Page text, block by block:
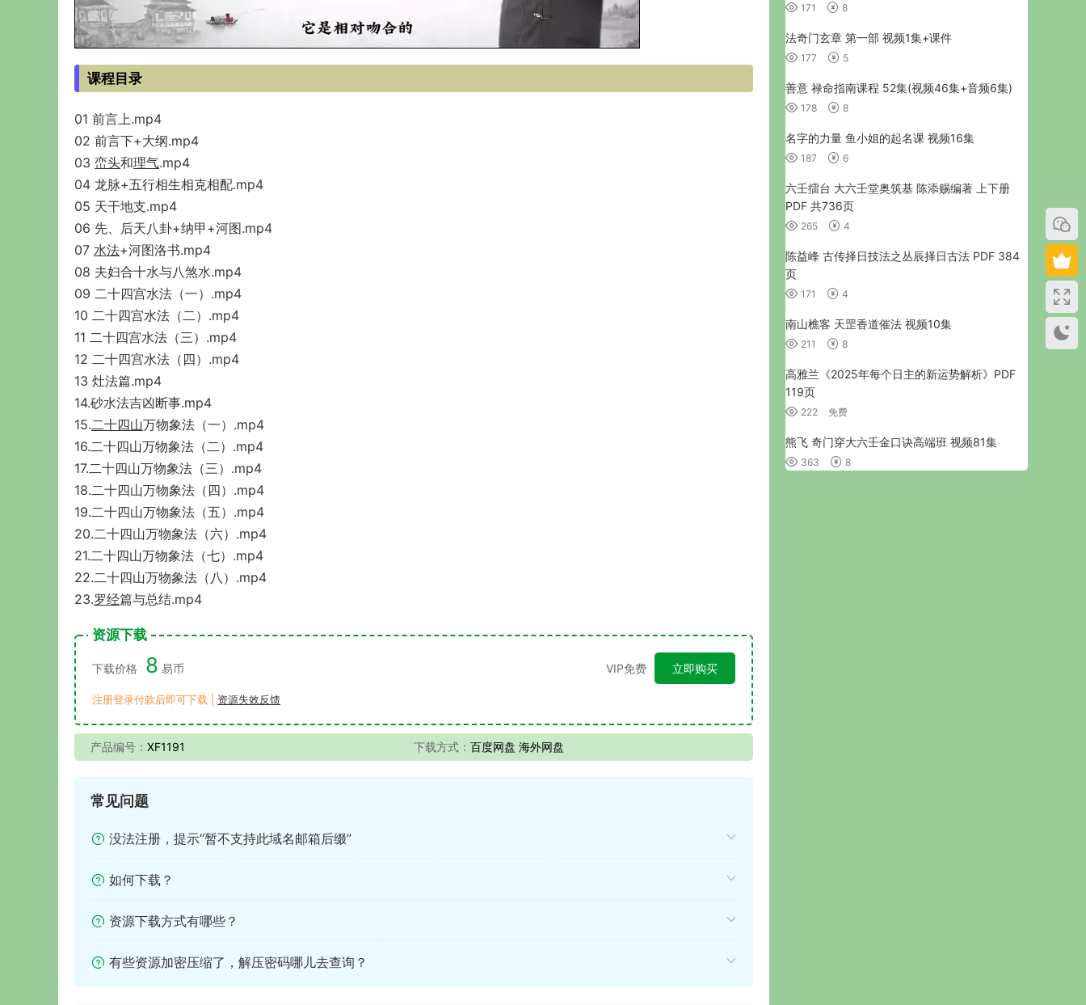
课程目录
01 前言上.mp4
02 前言下+大纲.mp4
03 峦头和理气.mp4
04 龙脉+五行相生相克相配.mp4
05 天干地支.mp4
06 先、后天八卦+纳甲+河图.mp4
07 水法+河图洛书.mp4
08 夫妇合十水与八煞水.mp4
09 二十四宫水法（一）.mp4
10 二十四宫水法（二）.mp4
11 二十四宫水法（三）.mp4
12 二十四宫水法（四）.mp4
13 灶法篇.mp4
14.砂水法吉凶断事.mp4
15.二十四山万物象法（一）.mp4
16.二十四山万物象法（二）.mp4
17.二十四山万物象法（三）.mp4
18.二十四山万物象法（四）.mp4
19.二十四山万物象法（五）.mp4
20.二十四山万物象法（六）.mp4
21.二十四山万物象法（七）.mp4
22.二十四山万物象法（八）.mp4
23.罗经篇与总结.mp4
资源下载
下载价格 8 易币 VIP免费 立即购买
注册登录付款后即可下载 | 资源失效反馈
产品编号： XF1191 下载方式： 百度网盘 海外网盘
常见问题
没法注册，提示“暂不支持此域名邮箱后缀”
如何下载？
资源下载方式有哪些？
有些资源加密压缩了，解压密码哪儿去查询？
171 8
法奇门玄章 第一部 视频1集+课件
177 5
善意 禄命指南课程 52集(视频46集+音频6集)
178 8
名字的力量 鱼小姐的起名课 视频16集
187 6
六壬擂台 大六壬堂奥筑基 陈添赐编著 上下册
PDF 共736页
265 4
陈益峰 古传择日技法之丛辰择日古法 PDF 384
页
171 4
南山樵客 天罡香道催法 视频10集
211 8
高雅兰《2025年每个日主的新运势解析》PDF
119页
222 免费
熊飞 奇门穿大六壬金口诀高端班 视频81集
363 8